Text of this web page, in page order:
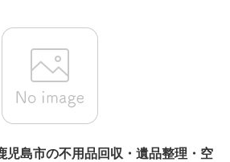
市の不用品回収・遺品整理・空